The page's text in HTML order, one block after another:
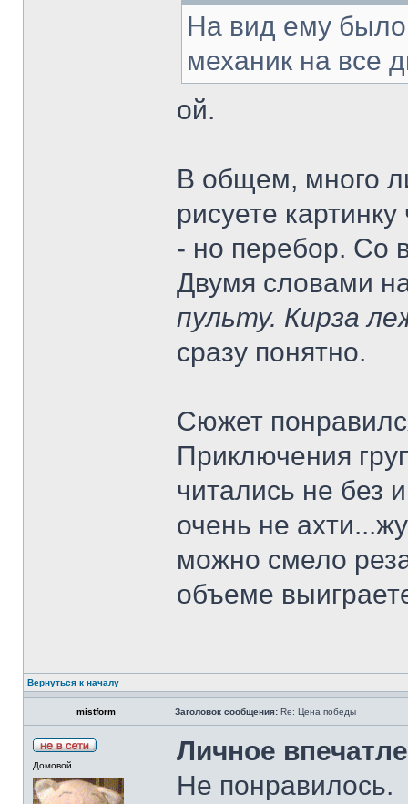
На вид ему было
механик на все
ой.
В общем, много
рисуете
- но перебор. Со
Двумя словами
пульту. Кирза
сразу понятно.
Сюжет
Приключения
читались не без
очень не
можно смело
объеме
Вернуться к началу
mistform Заголовок сообщения: Re: Цена победы
Домовой
Личное
Не понравилось.